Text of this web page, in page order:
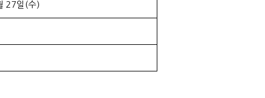
27일(수)